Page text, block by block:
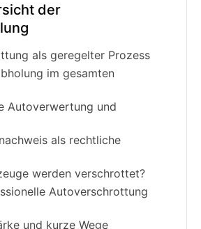
der
als geregelter Prozess
im gesamten
Autoverwertung und
als rechtliche
werden verschrottet?
Autoverschrottung
und kurze Wege